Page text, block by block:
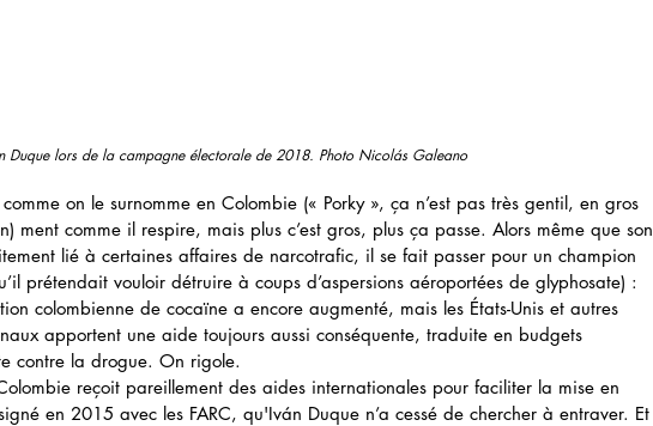
Duque lors de la campagne électorale de 2018. Photo Nicolás Galeano
on le surnomme en Colombie (« Porky », ça n’est pas très gentil, en gros
ment comme il respire, mais plus c’est gros, plus ça passe. Alors même que son
lié à certaines affaires de narcotrafic, il se fait passer pour un champion
prétendait vouloir détruire à coups d’aspersions aéroportées de glyphosate) :
colombienne de cocaïne a encore augmenté, mais les États-Unis et autres
apportent une aide toujours aussi conséquente, traduite en budgets
contre la drogue. On rigole.
reçoit pareillement des aides internationales pour faciliter la mise en
en 2015 avec les FARC, qu'Iván Duque n’a cessé de chercher à entraver. Et